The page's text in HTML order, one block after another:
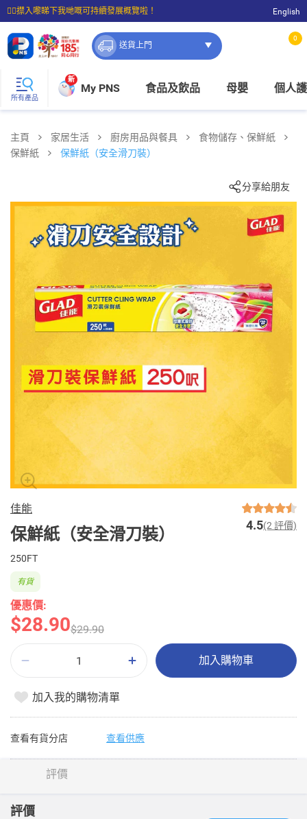
☝🏼㩒入嚟睇下我哋嘅可持續發展概覽啦！
⭐購物滿$399即享免費送貨；滿$100即可免費店取。
English
送貨上門
0
所有產品
新
My PNS 食品及飲品 母嬰 個人
主頁 家居生活 廚房用品與餐具
食物儲存、保鮮紙
保鮮紙
保鮮紙（安全滑刀裝）
分享給朋友
佳能
保鮮紙（安全滑刀裝） 4.5(2 評價)
250FT
優惠價:
$28.90$29.90
有貨
加入購物車
加入我的購物清單
查看有貨分店 查看供應
評價
評價